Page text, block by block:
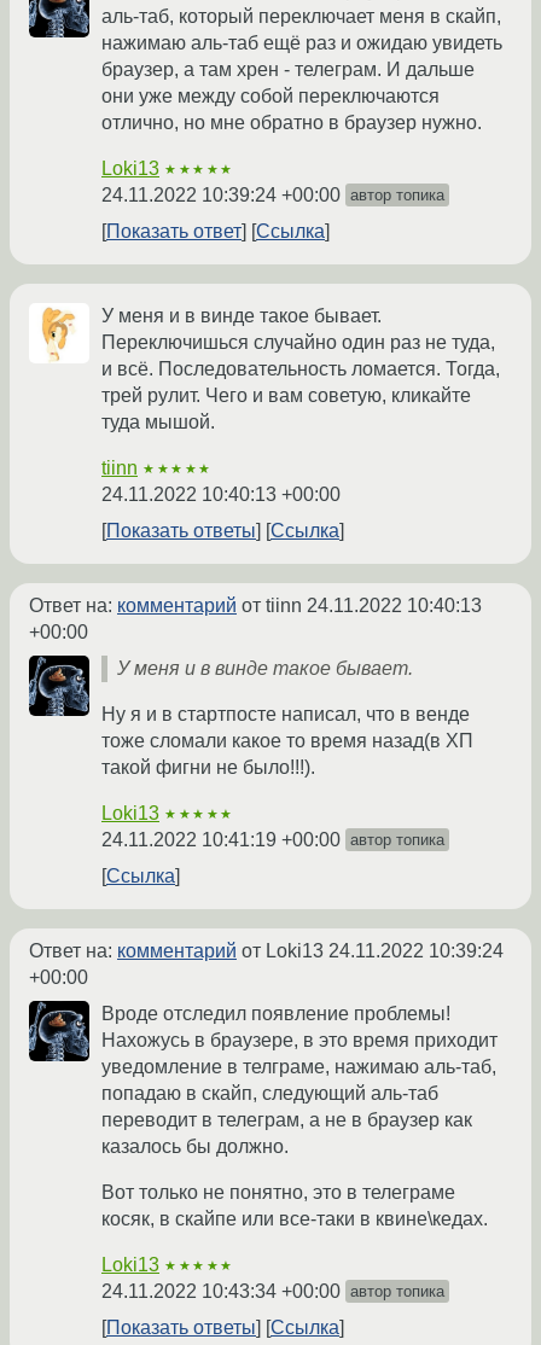
аль-таб, который переключает меня в скайп,
нажимаю аль-таб ещё раз и ожидаю увидеть
браузер, а там хрен - телеграм. И дальше
они уже между собой переключаются
отлично, но мне обратно в браузер нужно.
Loki13 ★★★★★
24.11.2022 10:39:24 +00:00 автор топика
Показать ответ Ссылка
У меня и в винде такое бывает.
Переключишься случайно один раз не туда,
и всё. Последовательность ломается. Тогда,
трей рулит. Чего и вам советую, кликайте
туда мышой.
tiinn ★★★★★
24.11.2022 10:40:13 +00:00
Показать ответы
Ссылка
Ответ на: комментарий от tiinn 24.11.2022 10:40:13
+00:00
У меня и в винде такое бывает.
Ну я и в стартпосте написал, что в венде
тоже сломали какое то время назад(в ХП
такой фигни не было!!!).
Loki13 ★★★★★
24.11.2022 10:41:19 +00:00 автор топика
Ссылка
Ответ на: комментарий от Loki13 24.11.2022 10:39:24
+00:00
Вроде отследил появление проблемы!
Нахожусь в браузере, в это время приходит
уведомление в телграме, нажимаю аль-таб,
попадаю в скайп, следующий аль-таб
переводит в телеграм, а не в браузер как
казалось бы должно.
Вот только не понятно, это в телеграме
косяк, в скайпе или все-таки в квине\кедах.
Loki13 ★★★★★
24.11.2022 10:43:34 +00:00 автор топика
Показать ответы Ссылка